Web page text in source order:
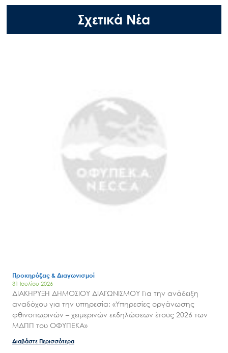
Ο.ΦΥ.ΠΕ.Κ.Α.
Νέα – Δημοσιότητα
Άξονες δράσης
Μ.Δ.Π.Π.
Σχετικά Νέα
Προκηρύξεις & Διαγωνισμοί
31 Ιουλίου 2026
ΔΙΑΚΗΡΥΞΗ ΔΗΜΟΣΙΟΥ ΔΙΑΓΩΝΙΣΜΟΥ Για την ανάδειξη
αναδόχου για την υπηρεσία: «Υπηρεσίες οργάνωσης
φθινοπωρινών – χειμερινών εκδηλώσεων έτους 2026 των
ΜΔΠΠ του ΟΦΥΠΕΚΑ»
Διαβάστε Περισσότερα